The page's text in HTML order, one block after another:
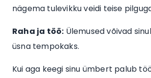
nägema tulevikku veidi teise
Raha ja töö: Ülemused võivad
üsna tempokaks.
Kui aga keegi sinu ümbert palub